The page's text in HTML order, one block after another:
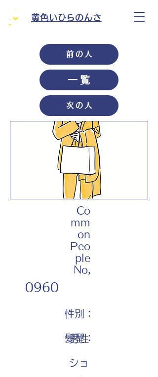
黄色いひらのんさ
前の人
一覧
次の人
Co
mm
on
Peo
ple
No,
0960
性別：
男性
髪型：
ショ